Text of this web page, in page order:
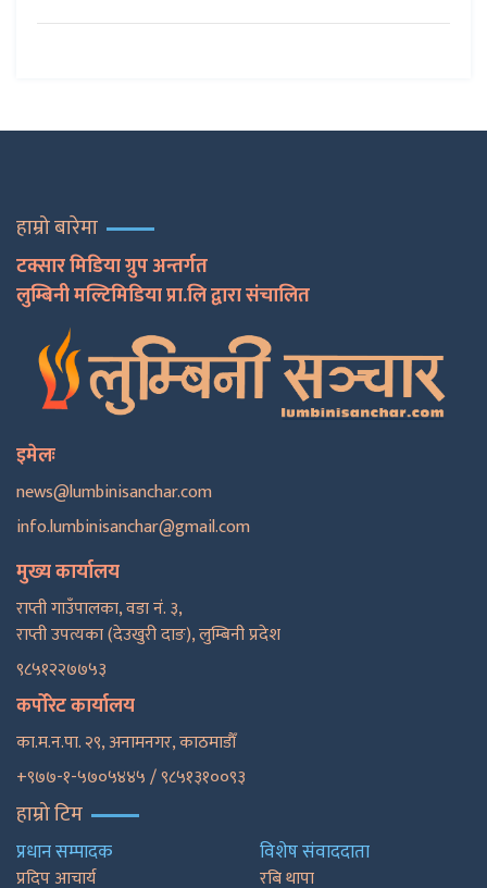
हाम्रो बारेमा
टक्सार मिडिया ग्रुप अन्तर्गत
लुम्बिनी मल्टिमिडिया प्रा.लि द्वारा संचालित
इमेलः
news@lumbinisanchar.com
info.lumbinisanchar@gmail.com
मुख्य कार्यालय
राप्ती गाउँपालका, वडा नं. ३,
राप्ती उपत्यका (देउखुरी दाङ), लुम्बिनी प्रदेश
९८५१२२७७५३
कर्पोरेट कार्यालय
का.म.न.पा. २९, अनामनगर, काठमाडाैँ
+९७७-१-५७०५४४५ / ९८५१३१००९३
हाम्रो टिम
प्रधान सम्पादक
प्रदिप आचार्य
विशेष संवाददाता
रबि थापा